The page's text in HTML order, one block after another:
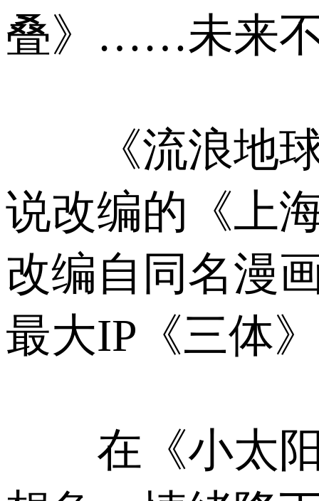
叠》……未来不
《流浪地球
说改编的《上
改编自同名漫
最大IP《三体
在《小太阳